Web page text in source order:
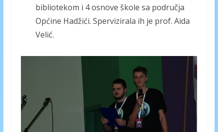
bibliotekom i 4 osnove škole sa područja
Općine Hadžići. Spervizirala ih je prof. Aida
Velić.